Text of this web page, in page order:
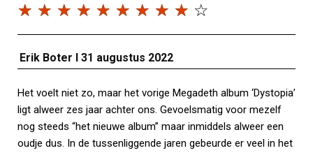
☆ ☆ ☆ ☆ ☆ ☆ ☆ ☆ ☆ ☆
Erik Boter I 31 augustus 2022
Het voelt niet zo, maar het vorige Megadeth album ‘Dystopia’
ligt alweer zes jaar achter ons. Gevoelsmatig voor mezelf
nog steeds “het nieuwe album” maar inmiddels alweer een
oudje dus. In de tussenliggende jaren gebeurde er veel in het